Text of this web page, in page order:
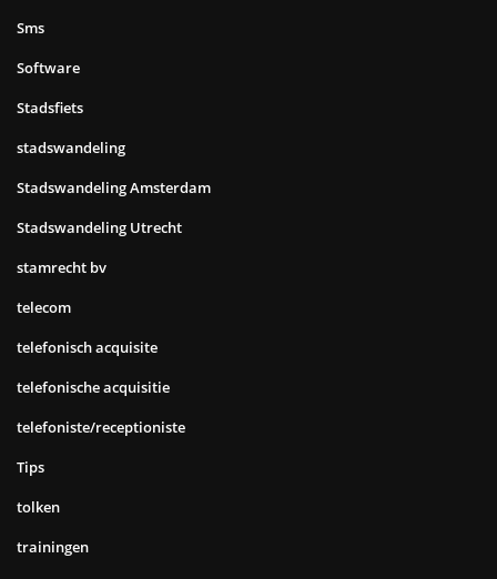
Sms
Software
Stadsfiets
stadswandeling
Stadswandeling Amsterdam
Stadswandeling Utrecht
stamrecht bv
telecom
telefonisch acquisite
telefonische acquisitie
telefoniste/receptioniste
Tips
tolken
trainingen